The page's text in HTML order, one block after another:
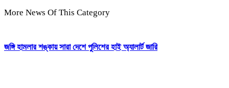
More News Of This Category
জঙ্গি হামলার শঙ্কায় সারা দেশে পুলিশের হাই অ্যালার্ট জারি